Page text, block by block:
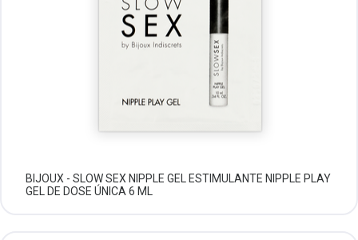
BIJOUX - SLOW SEX NIPPLE GEL ESTIMULANTE NIPPLE PLAY
GEL DE DOSE ÚNICA 6 ML